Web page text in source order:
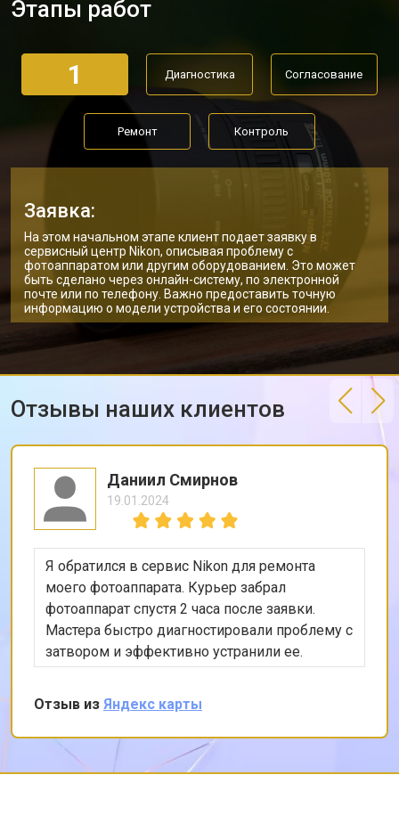
Этапы работ
1 Диагностика Согласование
Ремонт Контроль
Заявка:
На этом начальном этапе клиент подает заявку в
сервисный центр Nikon, описывая проблему с
фотоаппаратом или другим оборудованием. Это может
быть сделано через онлайн-систему, по электронной
почте или по телефону. Важно предоставить точную
информацию о модели устройства и его состоянии.
Отзывы наших клиентов
Даниил Смирнов
19.01.2024
Я обратился в сервис Nikon для ремонта
моего фотоаппарата. Курьер забрал
фотоаппарат спустя 2 часа после заявки.
Мастера быстро диагностировали проблему с
затвором и эффективно устранили ее.
Остался доволен качеством обслуживания и
могу рекомендовать этот сервис всем, кто
ценит качество и надежность.
Отзыв из Яндекс карты